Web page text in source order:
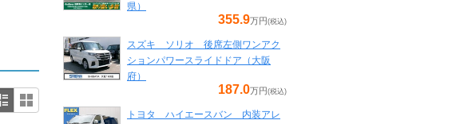
県）
355.9万円 (税込)
スズキ ソリオ 後席左側ワンアク
ションパワースライドドア（大阪
府）
187.0万円 (税込)
トヨタ ハイエースバン 内装アレ